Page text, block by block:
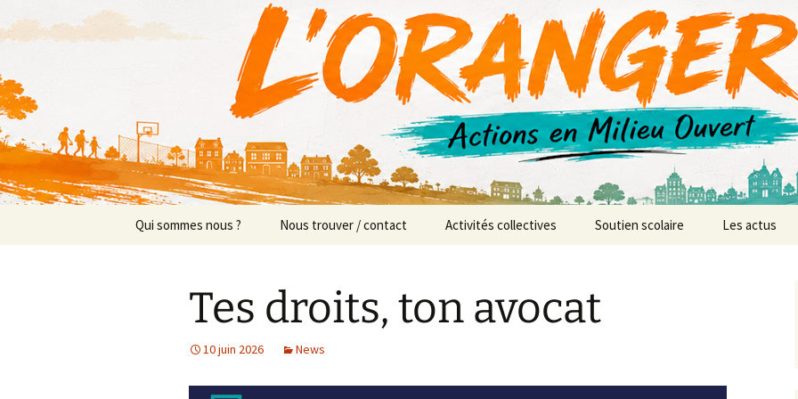
au
L'Oranger AMO
Actions en Milieu Ouvert
Qui sommes nous ?
Prévention sociale
Prévention éducative
Nous trouver / contact
Équipe
Activités collectives
L’atelier d’expression et
de création musicale
Soutien scolaire Les actus
Tes droits, ton avocat
10 juin 2026 News